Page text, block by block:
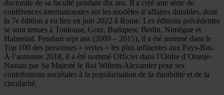
doctorale de sa faculté pendant dix ans. Il a créé une série de
conférences internationales sur les modèles d’affaires durables, dont
la 7e édition a eu lieu en juin 2022 à Rome. Les éditions précédentes
se sont tenues à Toulouse, Graz, Budapest, Berlin, Nimègue et
Halmstad. Pendant sept ans (2009 – 2015), il a été nommé dans le
Top 100 des personnes « vertes » les plus influentes aux Pays-Bas.
À l’automne 2018, il a été nommé Officier dans l’Ordre d’Oranje-
Nassau par Sa Majesté le Roi Willem-Alexander pour ses
contributions sociétales à la popularisation de la durabilité et de la
circularité.